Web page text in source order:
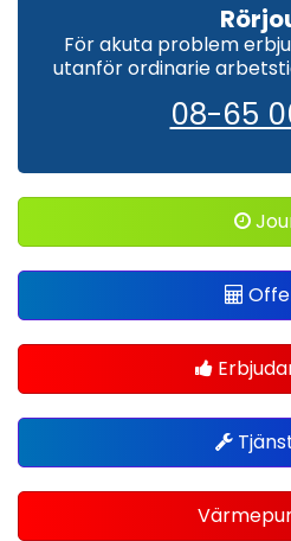
För akuta problem
utanför ordinarie
08-65